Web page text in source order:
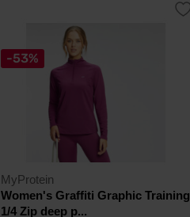
-53%
MyProtein
Women's Graffiti Graphic Training
1/4 Zip deep p...